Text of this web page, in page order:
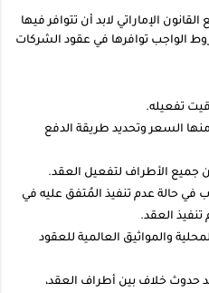
الإماراتي لابد أن تتوافر فيها
الواجب توافرها في عقود الشركات
تفعيله.
السعر وتحديد طريقة الدفع
جميع الأطراف لتفعيل العقد.
في حالة عدم تنفيذ المُتفق عليه في
العقد.
والمواثيق العالمية للعقود
حدوث خلاف بين أطراف العقد،